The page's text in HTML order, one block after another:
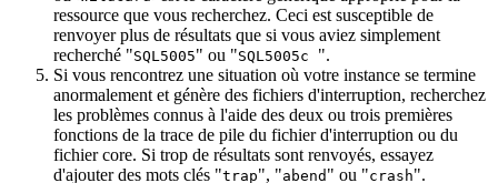
ressource que vous recherchez. Ceci est susceptible de
renvoyer plus de résultats que si vous aviez simplement
recherché "SQL5005" ou "SQL5005c ".
Si vous rencontrez une situation où votre instance se termine
anormalement et génère des fichiers d'interruption, recherchez
les problèmes connus à l'aide des deux ou trois premières
fonctions de la trace de pile du fichier d'interruption ou du
fichier core. Si trop de résultats sont renvoyés, essayez
d'ajouter des mots clés "trap", "abend " ou "crash".